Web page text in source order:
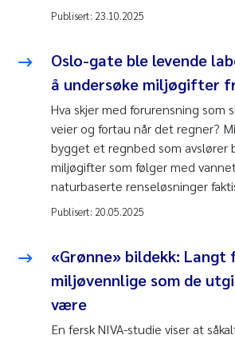
Publisert: 23.10.2025
Oslo-gate ble levende
å undersøke miljøgifter
Hva skjer med forurensning som
veier og fortau når det regner?
bygget et regnbed som avslører
miljøgifter som følger med
naturbaserte renseløsninger
Publisert: 20.05.2025
«Grønne» bildekk: Langt
miljøvennlige som de
være
En fersk NIVA-studie viser at